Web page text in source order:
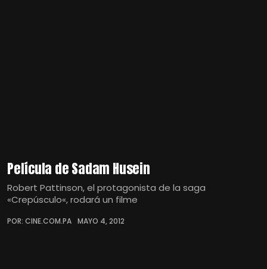
Película de Sadam Husein
Robert Pattinson, el protagonista de la saga
«Crepúsculo«, rodará un filme
POR: CINE.COM.PA MAYO 4, 2012